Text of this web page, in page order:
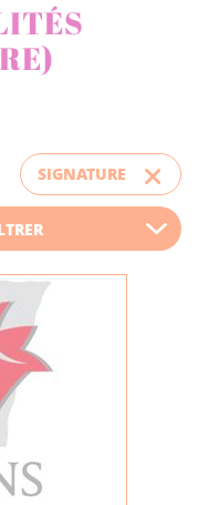
SIGNATURE
Choisissez votre filtre
d'actualité